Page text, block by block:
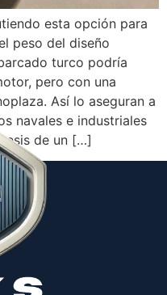
esta opción para
peso del diseño
turco podría
pero con una
Así lo aseguran a
navales e industriales
de un […]